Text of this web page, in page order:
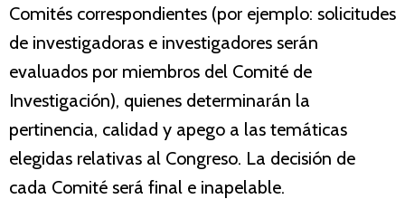
Comités correspondientes (por ejemplo: solicitudes
de investigadoras e investigadores serán
evaluados por miembros del Comité de
Investigación), quienes determinarán la
pertinencia, calidad y apego a las temáticas
elegidas relativas al Congreso. La decisión de
cada Comité será final e inapelable.